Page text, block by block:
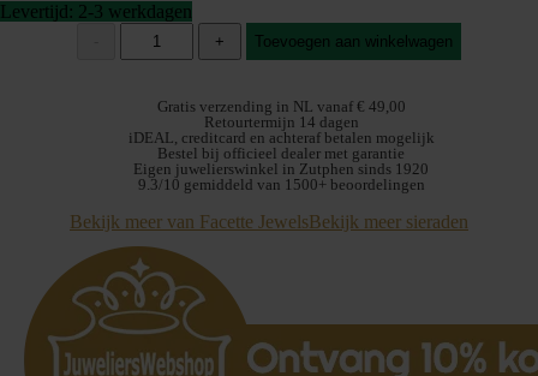
Levertijd: 2-3 werkdagen
Facette
Jewels
4033685
Grown
briljant
0,25crt
+ Toevoegen aan winkelwagen
Gratis verzending in NL vanaf € 49,00
Retourtermijn 14 dagen
iDEAL, creditcard en achteraf betalen mogelijk
Bestel bij officieel dealer met garantie
Eigen juwelierswinkel in Zutphen sinds 1920
9.3/10 gemiddeld van 1500+ beoordelingen
Bekijk meer van Facette JewelsBekijk meer sieraden